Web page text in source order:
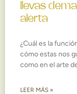
llevas
alerta
¿Cuál es la
cómo estas nos
como en el arte
LEER MÁS »